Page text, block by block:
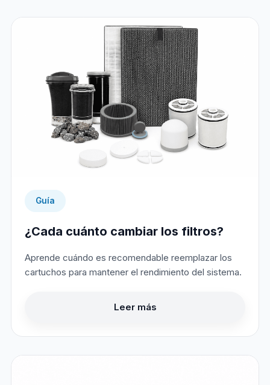
Guía
¿Cada cuánto cambiar los filtros?
Aprende cuándo es recomendable reemplazar los
cartuchos para mantener el rendimiento del sistema.
Leer más